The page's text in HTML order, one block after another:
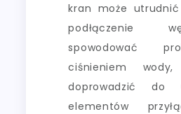
kran może utrudnić
podłączenie
spowodować
ciśnieniem
doprowadzić do
elementów